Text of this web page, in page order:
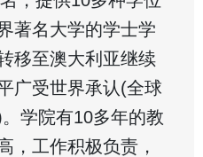
著名大学的学士学
移至澳大利亚继续
广受世界承认(全球
学院有10多年的教
，工作积极负责，